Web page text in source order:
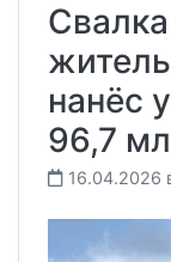
нанёс
96,7
16.04.2026